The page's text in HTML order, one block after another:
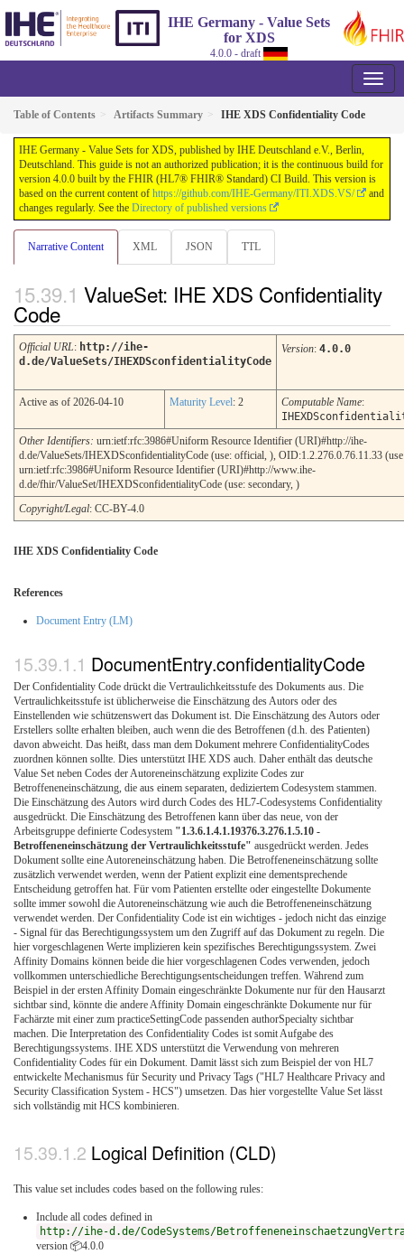
IHE Germany - Value Sets
for XDS
4.0.0 - draft
Table of Contents Artifacts Summary IHE XDS Confidentiality Code
IHE Germany - Value Sets for XDS, published by IHE Deutschland e.V., Berlin,
Deutschland. This guide is not an authorized publication; it is the continuous build for
version 4.0.0 built by the FHIR (HL7® FHIR® Standard) CI Build. This version is
based on the current content of https://github.com/IHE-Germany/ITI.XDS.VS/
and
changes regularly. See the Directory of published versions
Narrative Content XML JSON TTL
ValueSet: IHE XDS Confidentiality
Code
Official URL: http://ihe-
d.de/ValueSets/IHEXDSconfidentialityCode
Version: 4.0.0
Active as of 2026-04-10 Maturity Level: 2 Computable Name:
Other Identifiers: urn:ietf:rfc:3986#Uniform Resource Identifier (URI)#http://ihe-
d.de/ValueSets/IHEXDSconfidentialityCode (use: official, ), OID:1.2.276.0.76.11.33
urn:ietf:rfc:3986#Uniform Resource Identifier (URI)#http://www.ihe-
d.de/fhir/ValueSet/IHEXDSconfidentialityCode (use: secondary, )
Copyright/Legal: CC-BY-4.0
IHE XDS Confidentiality Code
References
Document Entry (LM)
DocumentEntry.confidentialityCode
Der Confidentiality Code drückt die Vertraulichkeitsstufe des Dokuments aus. Die
Vertraulichkeitsstufe ist üblicherweise die Einschätzung des Autors oder des
Einstellenden wie schützenswert das Dokument ist. Die Einschätzung des Autors oder
Erstellers sollte erhalten bleiben, auch wenn die des Betroffenen (d.h. des Patienten)
davon abweicht. Das heißt, dass man dem Dokument mehrere ConfidentialityCodes
zuordnen können sollte. Dies unterstützt IHE XDS auch. Daher enthält das deutsche
Value Set neben Codes der Autoreneinschätzung explizite Codes zur
Betroffeneneinschätzung, die aus einem separaten, dediziertem Codesystem stammen.
Die Einschätzung des Autors wird durch Codes des HL7-Codesystems Confidentiality
ausgedrückt. Die Einschätzung des Betroffenen kann über das neue, von der
Arbeitsgruppe definierte Codesystem "1.3.6.1.4.1.19376.3.276.1.5.10 -
Betroffeneneinschätzung der Vertraulichkeitsstufe" ausgedrückt werden. Jedes
Dokument sollte eine Autoreneinschätzung haben. Die Betroffeneneinschätzung sollte
zusätzlich verwendet werden, wenn der Patient explizit eine dementsprechende
Entscheidung getroffen hat. Für vom Patienten erstellte oder eingestellte Dokumente
sollte immer sowohl die Autoreneinschätzung wie auch die Betroffeneneinschätzung
verwendet werden. Der Confidentiality Code ist ein wichtiges - jedoch nicht das einzige
- Signal für das Berechtigungssystem um den Zugriff auf das Dokument zu regeln. Die
hier vorgeschlagenen Werte implizieren kein spezifisches Berechtigungssystem. Zwei
Affinity Domains können beide die hier vorgeschlagenen Codes verwenden, jedoch
vollkommen unterschiedliche Berechtigungsentscheidungen treffen. Während zum
Beispiel in der ersten Affinity Domain eingeschränkte Dokumente nur für den Hausarzt
sichtbar sind, könnte die andere Affinity Domain eingeschränkte Dokumente nur für
Fachärzte mit einer zum practiceSettingCode passenden authorSpecialty sichtbar
machen. Die Interpretation des Confidentiality Codes ist somit Aufgabe des
Berechtigungssystems. IHE XDS unterstützt die Verwendung von mehreren
Confidentiality Codes für ein Dokument. Damit lässt sich zum Beispiel der von HL7
entwickelte Mechanismus für Security und Privacy Tags ("HL7 Healthcare Privacy and
Security Classification System - HCS") umsetzen. Das hier vorgestellte Value Set lässt
sich vollständig mit HCS kombinieren.
Logical Definition (CLD)
This value set includes codes based on the following rules:
Include all codes defined in
http://ihe-d.de/CodeSystems/
version 📦4.0.0